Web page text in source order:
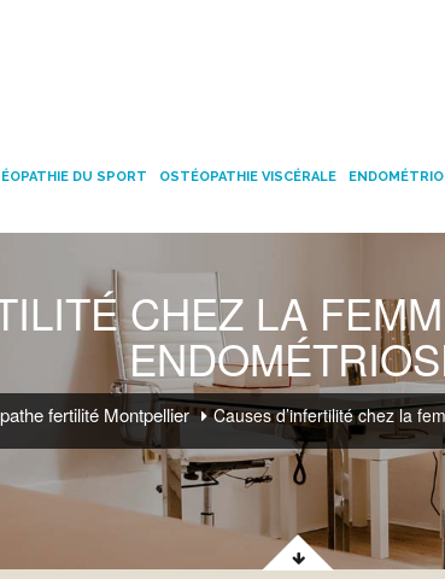
DU SPORT OSTÉOPATHIE VISCÉRALE
CHEZ LA
fertilité Montpellier Causes d’infertilité chez la